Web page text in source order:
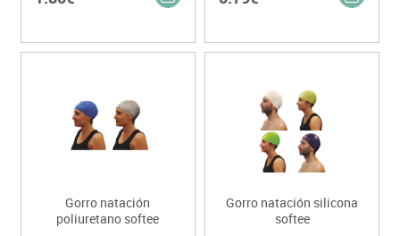
Gorro natación
poliuretano softee
Gorro natación silicona
softee